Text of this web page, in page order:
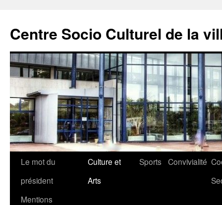
contenu
Centre Socio Culturel de la
Le mot du
président
Culture et
Arts
Sports Convivialité
Mentions